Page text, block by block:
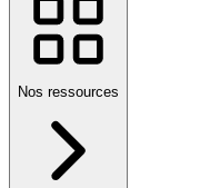
Nos ressources